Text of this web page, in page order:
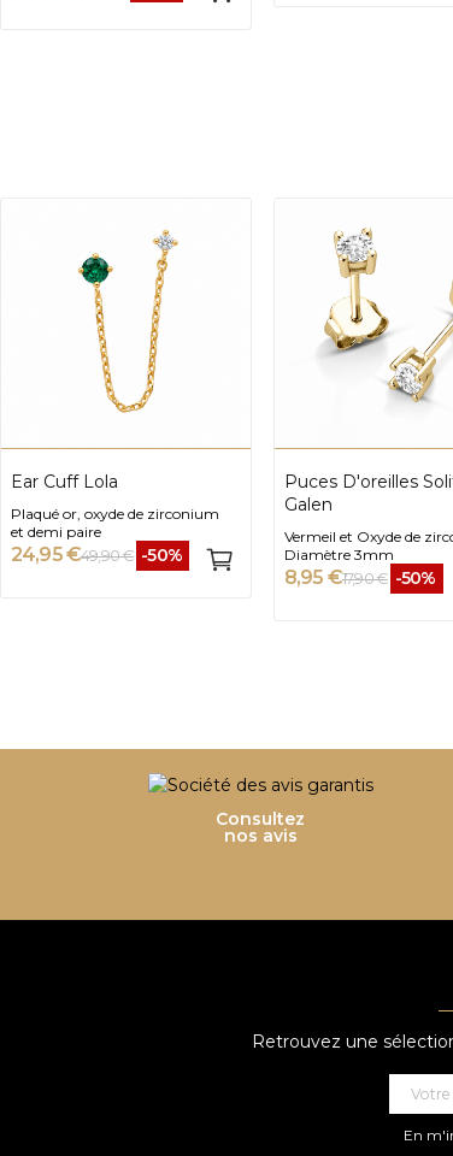
Ear Cuff Lola
Plaqué or, oxyde de zirconium
et demi paire
24,95 €49,90 € -50%
Puces D'oreilles
Galen
Vermeil et Oxyde de
Diamètre 3mm
8,95 €17,90 € -50%
Consultez
nos avis
Retrouvez une
En